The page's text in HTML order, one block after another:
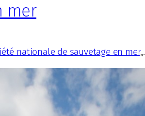
mer
nationale de sauvetage en mer„.